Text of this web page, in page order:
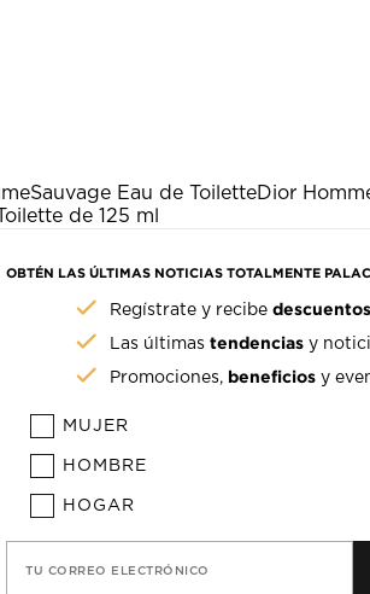
Sauvage Eau de ToiletteDior
de 125 ml
OBTÉN LAS ÚLTIMAS NOTICIAS TOTALMENTE
Regístrate y recibe
Las últimastendencias y
Promociones, beneficios y
MUJER
HOMBRE
HOGAR
TU CORREO ELECTRÓNICO